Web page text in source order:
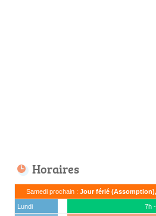
Horaires
Samedi prochain : Jour férié
Lundi
7h